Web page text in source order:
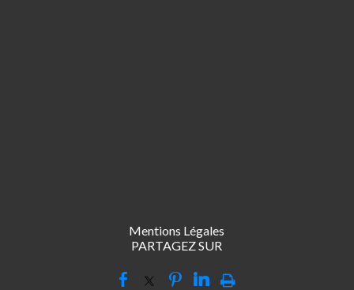
Mentions Légales
PARTAGEZ SUR